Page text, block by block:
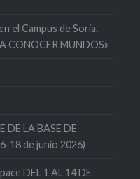
el Campus de Soria.
CONOCER MUNDOS»
DE LA BASE DE
18 de junio 2026)
DEL 1 AL 14 DE